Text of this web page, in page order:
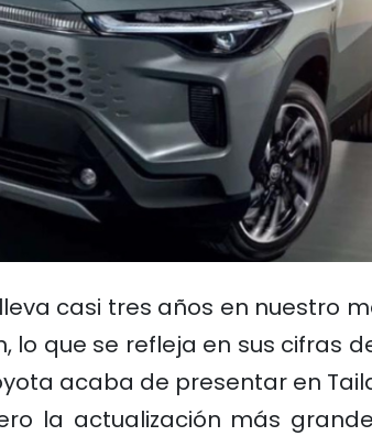
casi tres años en nuestro
lo que se refleja en sus cifras
acaba de presentar en
la actualización más